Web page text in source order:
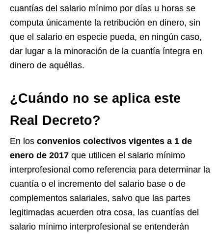
cuantías del salario mínimo por días u horas se
computa únicamente la retribución en dinero, sin
que el salario en especie pueda, en ningún caso,
dar lugar a la minoración de la cuantía íntegra en
dinero de aquéllas.
¿Cuándo no se aplica este
Real Decreto?
En los convenios colectivos vigentes a 1 de
enero de 2017 que utilicen el salario mínimo
interprofesional como referencia para determinar la
cuantía o el incremento del salario base o de
complementos salariales, salvo que las partes
legitimadas acuerden otra cosa, las cuantías del
salario mínimo interprofesional se entenderán